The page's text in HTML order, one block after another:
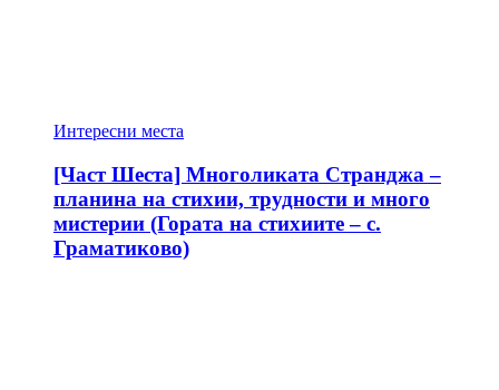
Интересни места
[Част Шеста] Многоликата Странджа –
планина на стихии, трудности и много
мистерии (Гората на стихиите – с.
Граматиково)